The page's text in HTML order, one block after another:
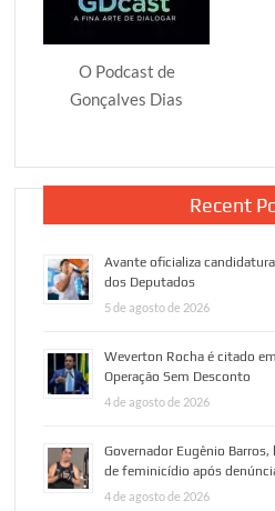
O Podcast de
Gonçalves Dias
Recent
Avante oficializa
dos Deputados
5 de agosto de 2026
Weverton Rocha é citado
Operação Sem Desconto
4 de agosto de 2026
Governador Eugênio
de feminicídio após
4 de agosto de 2026